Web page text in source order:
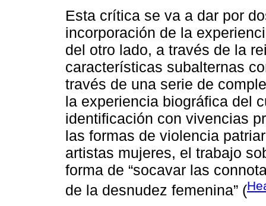
Esta crítica se va a dar por
incorporación de la
del otro lado, a través de la
características subalternas
través de una serie de
la experiencia biográfica del
identificación con vivencias
las formas de violencia
artistas mujeres, el trabajo
forma de “socavar las
de la desnudez femenina” (